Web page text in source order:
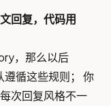
回复，代码用
，那么以后
循这些规则； 你
次回复风格不一